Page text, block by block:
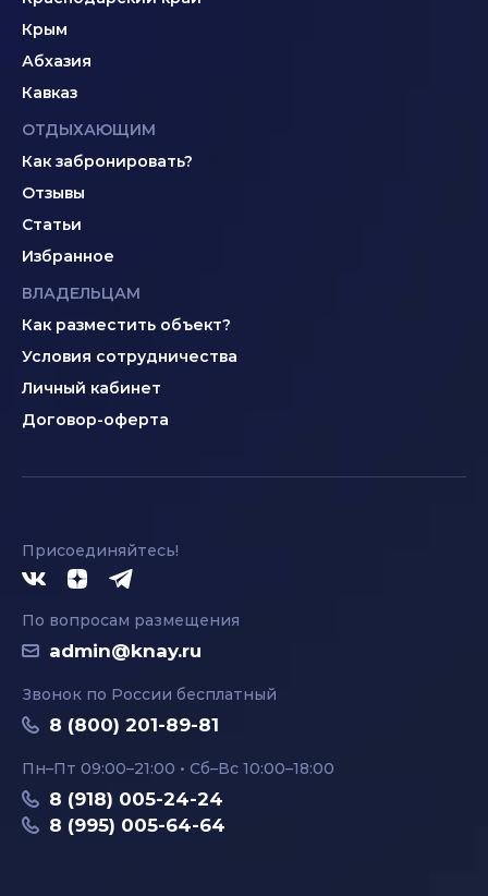
Крым
Абхазия
Кавказ
ОТДЫХАЮЩИМ
Как забронировать?
Отзывы
Статьи
Избранное
ВЛАДЕЛЬЦАМ
Как разместить объект?
Условия сотрудничества
Личный кабинет
Договор-оферта
Присоединяйтесь!
По вопросам размещения
admin@knay.ru
Звонок по России бесплатный
8 (800) 201-89-81
Пн–Пт 09:00–21:00 • Сб–Вс 10:00–18:00
8 (918) 005-24-24
8 (995) 005-64-64